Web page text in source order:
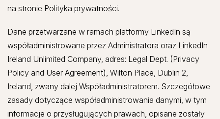
na stronie Polityka prywatności.
Dane przetwarzane w ramach platformy LinkedIn są
współadministrowane przez Administratora oraz LinkedIn
Ireland Unlimited Company, adres: Legal Dept. (Privacy
Policy and User Agreement), Wilton Place, Dublin 2,
Ireland, zwany dalej Współadministratorem. Szczegółowe
zasady dotyczące współadministrowania danymi, w tym
informacje o przysługujących prawach, opisane zostały